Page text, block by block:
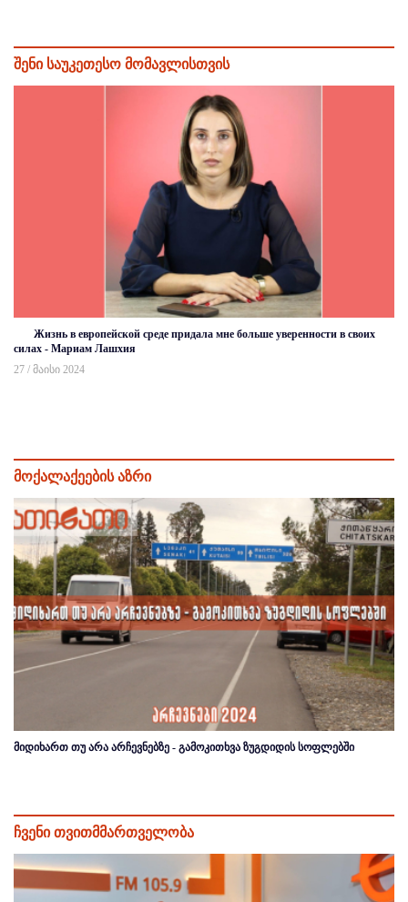
შენი საუკეთესო მომავლისთვის
Жизнь в европейской среде придала мне больше уверенности в своих
силах - Мариам Лашхия
27 / მაისი 2024
მოქალაქეების აზრი
მიდიხართ თუ არა არჩევნებზე - გამოკითხვა ზუგდიდის სოფლებში
ჩვენი თვითმმართველობა